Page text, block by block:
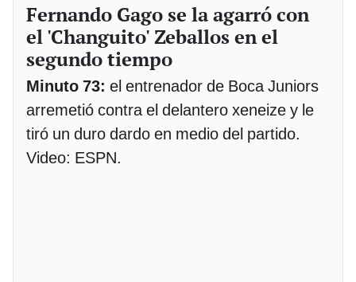
Fernando Gago se la agarró con
el 'Changuito' Zeballos en el
segundo tiempo
Minuto 73: el entrenador de Boca Juniors
arremetió contra el delantero xeneize y le
tiró un duro dardo en medio del partido.
Video: ESPN.